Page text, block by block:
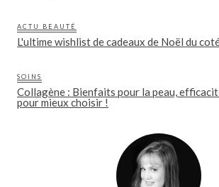
ACTU BEAUTÉ
L'ultime wishlist de cadeaux de Noël du
SOINS
Collagène : Bienfaits pour la peau,
pour mieux choisir !